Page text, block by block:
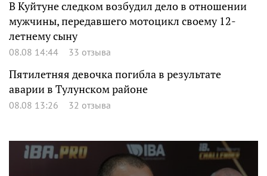
В Куйтуне следком возбудил дело в отношении
мужчины, передавшего мотоцикл своему 12-
летнему сыну
08.08 14:44 33 отзыва
Пятилетняя девочка погибла в результате
аварии в Тулунском районе
08.08 13:26 32 отзыва